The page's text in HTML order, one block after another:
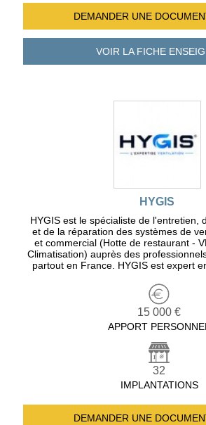
DEMANDER UNE
VOIR LA FICHE
HYGIS
HYGIS est le spécialiste de l'entretien,
et de la réparation des systèmes de
et commercial (Hotte de restaurant -
Climatisation) auprès des
partout en France. HYGIS est expert
15 000 €
APPORT
32
IMPLANTATIONS
DEMANDER UNE